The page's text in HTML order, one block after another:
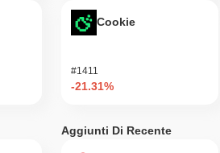
Cookie
#1411
-21.31%
Aggiunti Di Recente